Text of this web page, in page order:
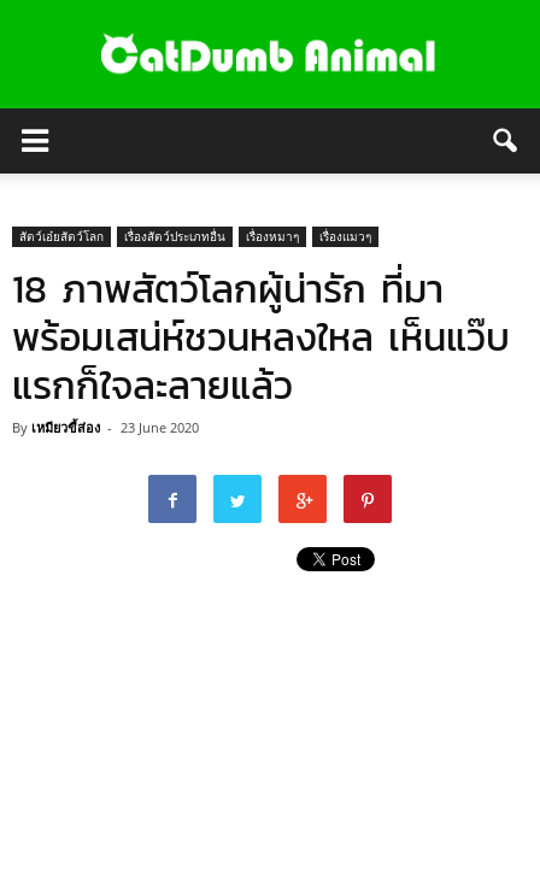
สัตว์เอ๋ยสัตว์โลก เรื่องสัตว์ประเภทอื่น เรื่องหมาๆ เรื่องแมวๆ
18 ภาพสัตว์โลกผู้น่ารัก ที่มา
พร้อมเสน่ห์ชวนหลงใหล เห็นแว๊บ
แรกก็ใจละลายแล้ว
By เหมียวขี้ส่อง - 23 June 2020